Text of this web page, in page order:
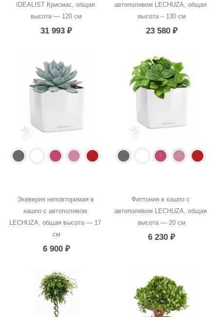
IDEALIST Крисмас, общая
высота — 120 см
31 993₽
автополивом LECHUZA, общая
высота – 130 см
23 580 ₽
Эхеверия неповторимая в
кашпо с автополивом
LECHUZA, общая высота — 17
см
6 900 ₽
Фиттония в кашпо с
автополивом LECHUZA, общая
высота — 20 см
6 230₽